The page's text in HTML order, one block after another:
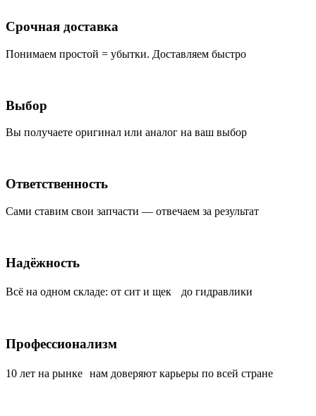
Срочная доставка
Понимаем простой = убытки. Доставляем быстро
Выбор
Вы получаете оригинал или аналог на ваш выбор
Ответственность
Сами ставим свои запчасти — отвечаем за результат
Надёжность
Всё на одном складе: от сит и щек до гидравлики
Профессионализм
10 лет на рынке нам доверяют карьеры по всей стране